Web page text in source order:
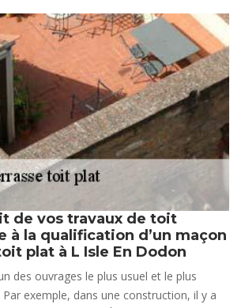
de vos travaux de toit
à la qualification d’un maçon
plat à L Isle En Dodon
des ouvrages le plus usuel et le plus
exemple, dans une construction, il y a